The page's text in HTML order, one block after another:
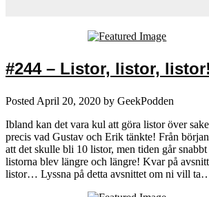
#244 – Listor, listor, listor!
Posted April 20, 2020 by GeekPodden
Ibland kan det vara kul att göra listor över
precis vad Gustav och Erik tänkte! Från
att det skulle bli 10 listor, men tiden går
listorna blev längre och längre! Kvar på
listor… Lyssna på detta avsnittet om ni vill